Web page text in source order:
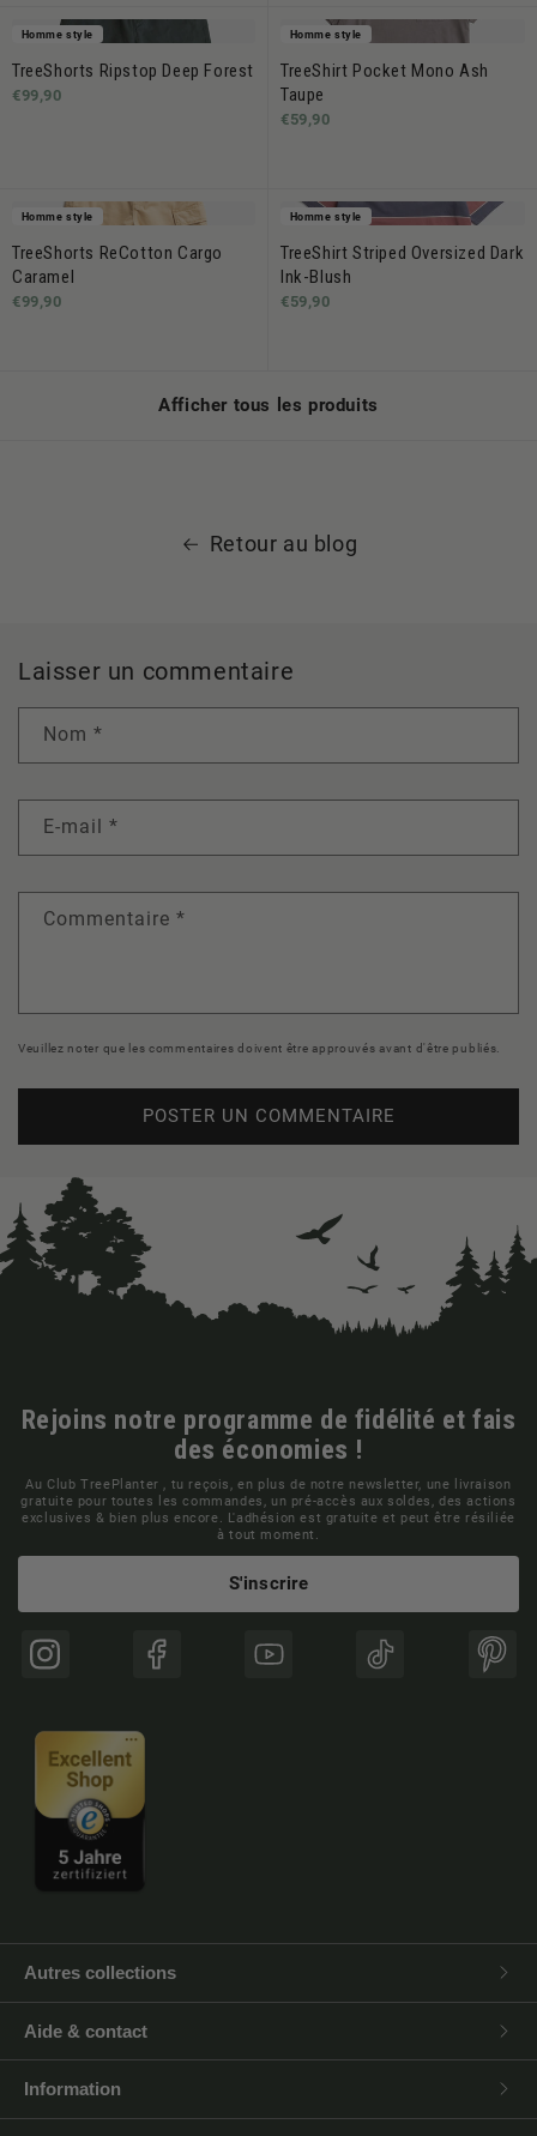
Homme style
TreeShorts Ripstop Deep Forest
€99,90
Homme style
TreeShirt Pocket Mono Ash
Taupe
€59,90
Homme style
TreeShorts ReCotton Cargo
Caramel
€99,90
Homme style
TreeShirt Striped Oversized Dark
Ink-Blush
€59,90
Afficher tous les produits
Retour au blog
Laisser un commentaire
Nom *
E-mail *
Commentaire *
Veuillez noter que les commentaires doivent être approuvés avant d'être publiés.
Rejoins notre programme de fidélité et fais
des économies !
Au Club TreePlanter , tu reçois, en plus de notre newsletter, une livraison
gratuite pour toutes les commandes, un pré-accès aux soldes, des actions
exclusives & bien plus encore. L'adhésion est gratuite et peut être résiliée
à tout moment.
S'inscrire
Instagram Facebook YouTube TikTok
Autres collections
Aide & contact
Information